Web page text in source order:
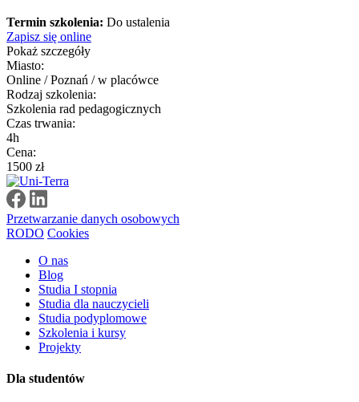
Termin szkolenia: Do ustalenia
Zapisz się online
Pokaż szczegóły
Miasto:
Online / Poznań / w placówce
Rodzaj szkolenia:
Szkolenia rad pedagogicznych
Czas trwania:
4h
Cena:
1500 zł
Przetwarzanie danych osobowych
RODO Cookies
O nas
Blog
Studia I stopnia
Studia dla nauczycieli
Studia podyplomowe
Szkolenia i kursy
Projekty
Dla studentów